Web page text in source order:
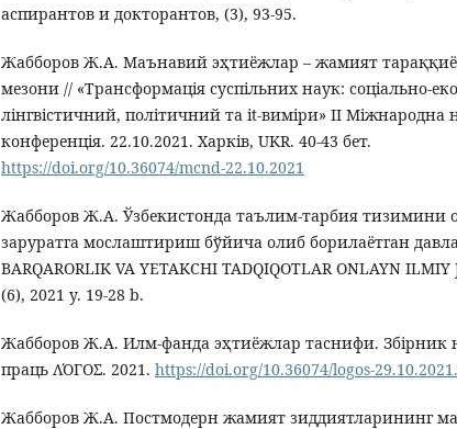
аспирантов и докторантов, (3), 93-95.
Жабборов Ж.А. Маънавий эҳтиёжлар – жамият
мезони // «Трансформація суспільних наук: соціально-
лінгвістичний, політичний та it-виміри» II Міжнародна
конференція. 22.10.2021. Харків, UKR. 40-43 бет.
https://doi.org/10.36074/mcnd-22.10.2021
Жабборов Ж.А. Ўзбекистонда таълим-тарбия тизимини
заруратга мослаштириш бўйича олиб борилаётган
BARQARORLIK VA YETAKCHI TADQIQOTLAR ONLAYN ILMIY
(6), 2021 y. 19-28 b.
Жабборов Ж.А. Илм-фанда эҳтиёжлар таснифи. Збірник
праць ΛΌГOΣ. 2021. https://doi.org/10.36074/logos-
Жабборов Ж.А. Постмодерн жамият зиддиятларининг